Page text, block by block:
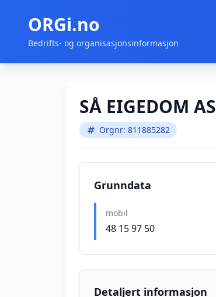
ORGi.no
Bedrifts- og organisasjonsinformasjon
SÅ EIGEDOM AS
Orgnr: 811885282
Grunndata
mobil
48 15 97 50
Detaljert informasjon